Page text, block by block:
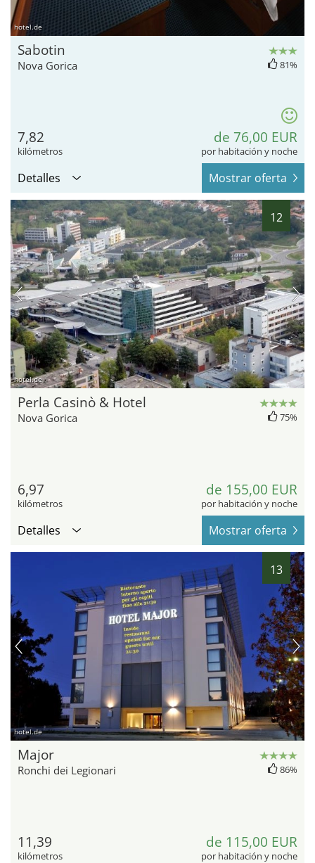
hotel.de
Sabotin
Nova Gorica 81%
7,82
kilómetros
de 76,00 EUR
por habitación y noche
Detalles Mostrar oferta
12
hotel.de
Perla Casinò & Hotel
Nova Gorica 75%
6,97
kilómetros
de 155,00 EUR
por habitación y noche
Detalles Mostrar oferta
13
hotel.de
Major
Ronchi dei Legionari 86%
11,39
kilómetros
de 115,00 EUR
por habitación y noche